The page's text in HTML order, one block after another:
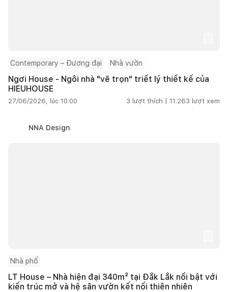
Contemporary – Đương đại Nhà vườn
Ngơi House - Ngôi nhà "vẽ trọn" triết lý thiết kế của
HIEUHOUSE
27/06/2026, lúc 10:00 3 lượt thích | 11.263 lượt xem
NNA Design
Nhà phố
LT House – Nhà hiện đại 340m² tại Đắk Lắk nổi bật với
kiến trúc mở và hệ sân vườn kết nối thiên nhiên